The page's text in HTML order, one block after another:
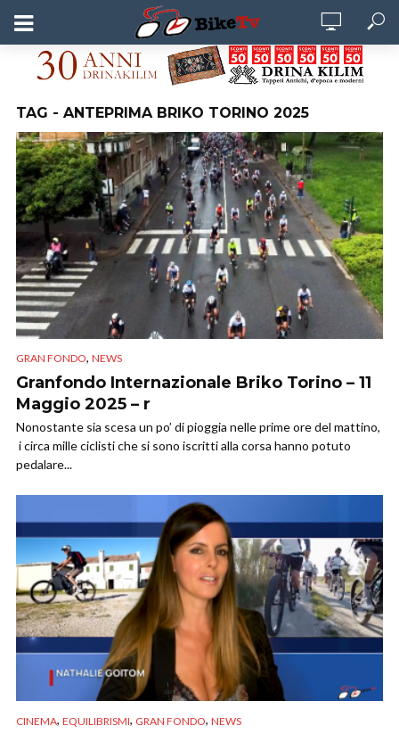
TAG - ANTEPRIMA BRIKO TORINO 2025
GRAN FONDO, NEWS
Granfondo Internazionale Briko Torino – 11
Maggio 2025 – r
Nonostante sia scesa un po’ di pioggia nelle prime ore del mattino,
i circa mille ciclisti che si sono iscritti alla corsa hanno potuto
pedalare...
CINEMA, EQUILIBRISMI, GRAN FONDO, NEWS